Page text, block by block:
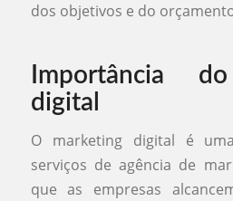
dos objetivos e do
Importância
digital
O marketing digital é
serviços de agência de
que as empresas